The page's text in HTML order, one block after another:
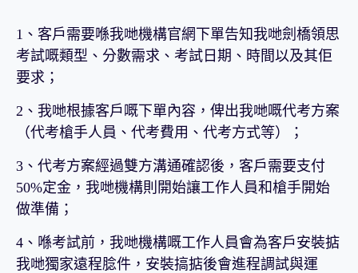
1、客戶需要喺我哋機構官網下單告知我哋劍橋領思
考試嘅類型、分數需求、考試日期、時間以及其佢
要求；
2、我哋根據客戶嘅下單內容，俾出我哋嘅代考方案
（代考槍手人員、代考費用、代考方式等）；
3、代考方案經過雙方溝通確認後，客戶需要支付
50%定金，我哋機構則開始讓工作人員和槍手開始
做準備；
4、喺考試前，我哋機構嘅工作人員會為客戶安裝掂
我哋獨家遠程腍件，安裝搞掂後會進程調試與運